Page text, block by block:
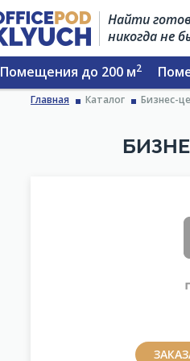
Найти
никогда не
Помещения до 200 м2
Главная Каталог Бизнес-